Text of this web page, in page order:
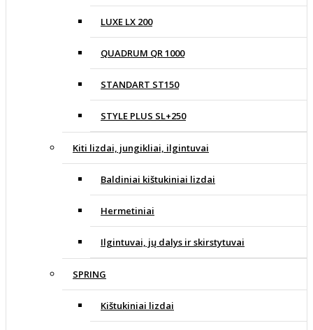
LUXE LX 200
QUADRUM QR 1000
STANDART ST150
STYLE PLUS SL+250
Kiti lizdai, jungikliai, ilgintuvai
Baldiniai kištukiniai lizdai
Hermetiniai
Ilgintuvai, jų dalys ir skirstytuvai
SPRING
Kištukiniai lizdai